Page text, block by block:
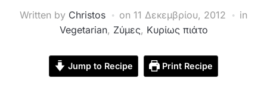
Written by Christos on 11 Δεκεμβρίου, 2012
in
Vegetarian, Ζύμες, Κυρίως πιάτο
Jump to Recipe Print Recipe